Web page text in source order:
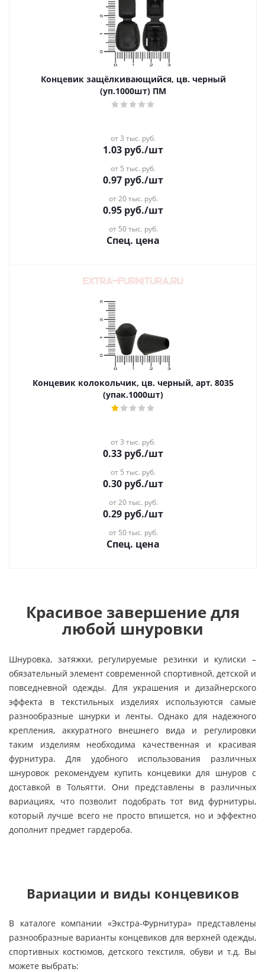
Концевик защёлкивающийся, цв. черный
(уп.1000шт) ПМ
от 3 тыс. руб.
1.03 руб./шт
от 5 тыс. руб.
0.97 руб./шт
от 20 тыс. руб.
0.95 руб./шт
от 50 тыс. руб.
Спец. цена
Концевик колокольчик, цв. черный, арт. 8035
(упак.1000шт)
от 3 тыс. руб.
0.33 руб./шт
от 5 тыс. руб.
0.30 руб./шт
от 20 тыс. руб.
0.29 руб./шт
от 50 тыс. руб.
Спец. цена
Красивое завершение для
любой шнуровки
Шнуровка, затяжки, регулируемые резинки и кулиски –
обязательный элемент современной спортивной, детской и
повседневной одежды. Для украшения и дизайнерского
эффекта в текстильных изделиях используются самые
разнообразные шнурки и ленты. Однако для надежного
крепления, аккуратного внешнего вида и регулировки
таким изделиям необходима качественная и красивая
фурнитура. Для удобного использования различных
шнуровок рекомендуем купить концевики для шнуров с
доставкой в Тольятти. Они представлены в различных
вариациях, что позволит подобрать тот вид фурнитуры,
который лучше всего не просто впишется, но и эффектно
дополнит предмет гардероба.
Вариации и виды концевиков
В каталоге компании «Экстра-Фурнитура» представлены
разнообразные варианты концевиков для верхней одежды,
спортивных костюмов, детского текстиля, обуви и т.д. Вы
можете выбрать: